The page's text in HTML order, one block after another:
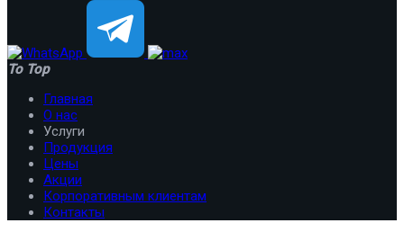
To Top
Главная
О нас
Услуги
Продукция
Цены
Акции
Корпоративным клиентам
Контакты